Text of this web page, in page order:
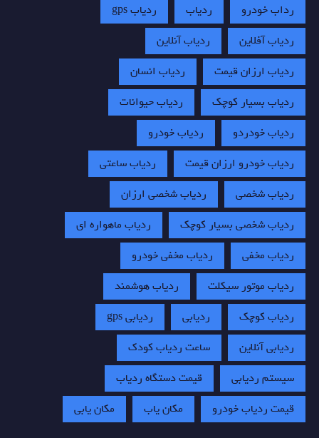
رداب خودرو
ردیاب
ردیاب gps
ردیاب آفلاین
ردیاب آنلاین
ردیاب ارزان قیمت
ردیاب انسان
ردیاب بسیار کوچک
ردیاب حیوانات
ردیاب خودردو
ردیاب خودرو
ردیاب خودرو ارزان قیمت
ردیاب ساعتی
ردیاب شخصی
ردیاب شخصی ارزان
ردیاب شخصی بسیار کوچک
ردیاب ماهواره ای
ردیاب مخفی
ردیاب مخفی خودرو
ردیاب موتور سیکلت
ردیاب هوشمند
ردیاب کوچک
ردیابی
ردیابی gps
ردیابی آنلاین
ساعت ردیاب کودک
سیستم ردیابی
قیمت دستگاه ردیاب
قیمت ردیاب خودرو
مکان یاب مکان یابی